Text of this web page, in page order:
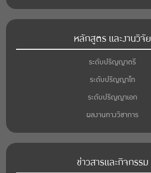
หลักสูตร และงานวิจัย
ระดับปริญญาตรี
ระดับปริญญาโท
ระดับปริญญาเอก
ผลงานทางวิชาการ
ข่าวสารและกิจกรรม